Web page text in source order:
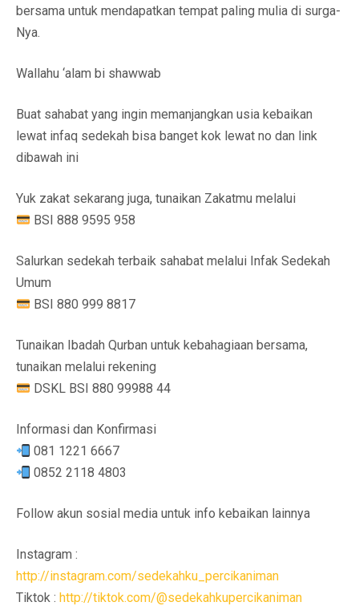
bersama untuk mendapatkan tempat paling mulia di surga-
Nya.
Wallahu ‘alam bi shawwab
Buat sahabat yang ingin memanjangkan usia kebaikan
lewat infaq sedekah bisa banget kok lewat no dan link
dibawah ini
Yuk zakat sekarang juga, tunaikan Zakatmu melalui
BSI 888 9595 958
Salurkan sedekah terbaik sahabat melalui Infak Sedekah
Umum
BSI 880 999 8817
Tunaikan Ibadah Qurban untuk kebahagiaan bersama,
tunaikan melalui rekening
DSKL BSI 880 99988 44
Informasi dan Konfirmasi
081 1221 6667
0852 2118 4803
Follow akun sosial media untuk info kebaikan lainnya
Instagram :
http://instagram.com/sedekahku_percikaniman
Tiktok : http://tiktok.com/@sedekahkupercikaniman